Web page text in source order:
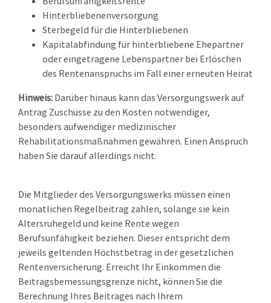
Hinterbliebenenversorgung
Sterbegeld für die Hinterbliebenen
Kapitalabfindung für hinterbliebene Ehepartner
oder eingetragene Lebenspartner bei Erlöschen
des Rentenanspruchs im Fall einer erneuten Heirat
Hinweis: Darüber hinaus kann das Versorgungswerk auf
Antrag Zuschüsse zu den Kosten notwendiger,
besonders aufwendiger medizinischer
Rehabilitationsmaßnahmen gewähren. Einen Anspruch
haben Sie darauf allerdings nicht.
Die Mitglieder des Versorgungswerks müssen einen
monatlichen Regelbeitrag zahlen, solange sie kein
Altersruhegeld und keine Rente wegen
Berufsunfähigkeit beziehen. Dieser entspricht dem
jeweils geltenden Höchstbetrag in der gesetzlichen
Rentenversicherung. Erreicht Ihr Einkommen die
Beitragsbemessungsgrenze nicht, können Sie die
Berechnung Ihres Beitrages nach Ihrem